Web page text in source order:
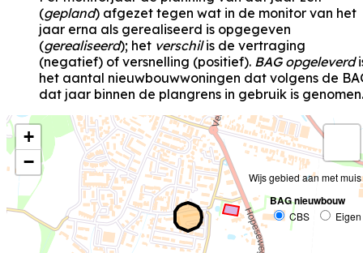
(gepland) afgezet tegen wat in de monitor van het
jaar erna als gerealiseerd is opgegeven
(gerealiseerd); het verschilis de vertraging
(negatief) of versnelling (positief). BAG opgeleverd
het aantal nieuwbouwwoningen dat volgens de
dat jaar binnen de plangrens in gebruik is genomen.
+
−
Wijs gebied aan met muis
BAG nieuwbouw
CBS Eigen